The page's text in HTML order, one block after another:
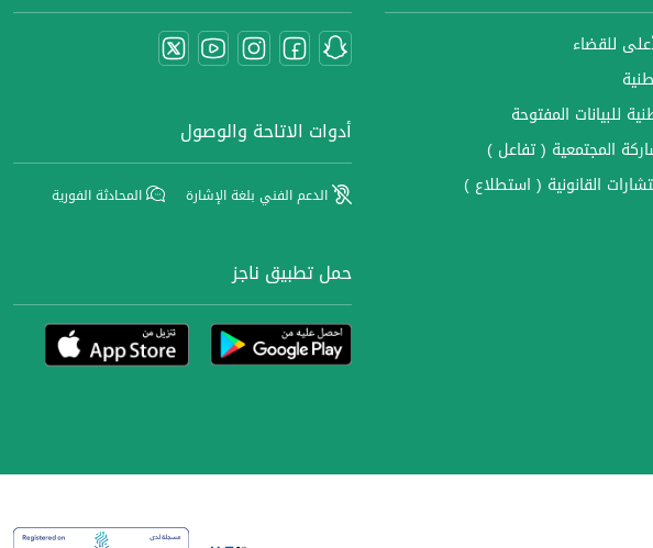
للقضاء
للبيانات المفتوحة
المجتمعية ( تفاعل )
القانونية ( استطلاع )
أدوات الاتاحة والوصول
الدعم الفني بلغة الإشارة المحادثة الفورية
حمل تطبيق ناجز